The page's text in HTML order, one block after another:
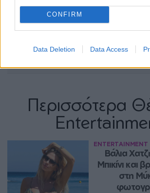
CONFIRM
Data Deletion Data Access
Περισσότερα
ENTERTAINMENT
Βάλια
Μπικίνι και
στη